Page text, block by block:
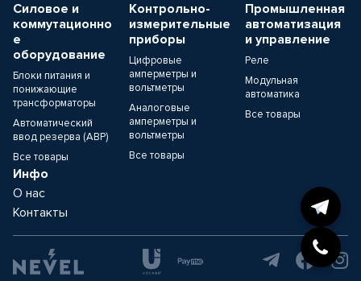
Силовое и
коммутационно
е
оборудование
Блоки питания и
понижающие
трансформаторы
Автоматический
ввод резерва (АВР)
Все товары
Контрольно-
измерительные
приборы
Цифровые
амперметры и
вольтметры
Аналоговые
амперметры и
вольтметры
Все товары
Промышленная
автоматизация
и управление
Реле
Модульная
автоматика
Все товары
Инфо
О нас
Контакты